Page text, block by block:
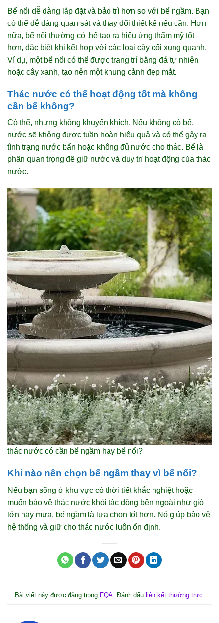
Bể nổi dễ dàng lắp đặt và bảo trì hơn so với bể ngầm. Bạn
có thể dễ dàng quan sát và thay đổi thiết kế nếu cần. Hơn
nữa, bể nổi thường có thể tạo ra hiệu ứng thẩm mỹ tốt
hơn, đặc biệt khi kết hợp với các loại cây cối xung quanh.
Ví dụ, một bể nổi có thể được trang trí bằng đá tự nhiên
hoặc cây xanh, tạo nên một khung cảnh đẹp mắt.
Thác nước có thể hoạt động tốt mà không
cần bể không?
Có thể, nhưng không khuyến khích. Nếu không có bể,
nước sẽ không được tuần hoàn hiệu quả và có thể gây ra
tình trạng nước bẩn hoặc không đủ nước cho thác. Bể là
phần quan trọng để giữ nước và duy trì hoạt động của thác
nước.
thác nước có cần bể ngầm hay bể nổi?
Khi nào nên chọn bể ngầm thay vì bể nổi?
Nếu bạn sống ở khu vực có thời tiết khắc nghiệt hoặc
muốn bảo vệ thác nước khỏi tác động bên ngoài như gió
lớn hay mưa, bể ngầm là lựa chọn tốt hơn. Nó giúp bảo vệ
hệ thống và giữ cho thác nước luôn ổn định.
Bài viết này được đăng trong FQA. Đánh dấu liên kết thường trực